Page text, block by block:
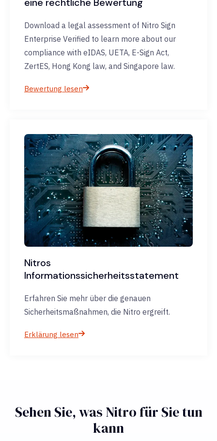
Download a legal assessment of Nitro Sign
Enterprise Verified to learn more about our
compliance with eIDAS, UETA, E-Sign Act,
ZertES, Hong Kong law, and Singapore law.
Bewertung lesen
Nitros
Informationssicherheitsstatement
Erfahren Sie mehr über die genauen
Sicherheitsmaßnahmen, die Nitro ergreift.
Erklärung lesen
Sehen Sie, was Nitro für Sie tun
kann